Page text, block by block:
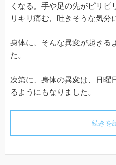
くなる。手や足の先がピリピ
リキリ痛む。吐きそうな気分
身体に、そんな異変が起きる
た。
次第に、身体の異変は、日曜
るようにもなりました。
続きを